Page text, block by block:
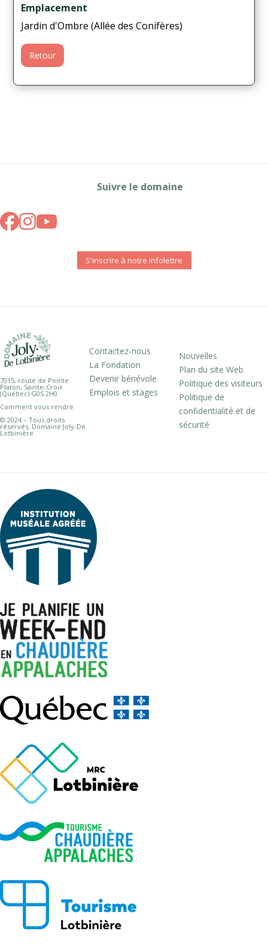
Emplacement
Jardin d'Ombre (Allée des Conifères)
Retour
Suivre le domaine
S'inscrire à notre infolettre
7015, route de Pointe
Platon, Sainte-Croix
(Québec) G0S 2H0
Comment vous rendre
© 2024 – Tous droits
réservés, Domaine Joly-De
Lotbinière
Contactez-nous
La Fondation
Devenir bénévole
Emplois et stages
Nouvelles
Plan du site Web
Politique des visiteurs
Politique de
confidentialité et de
sécurité